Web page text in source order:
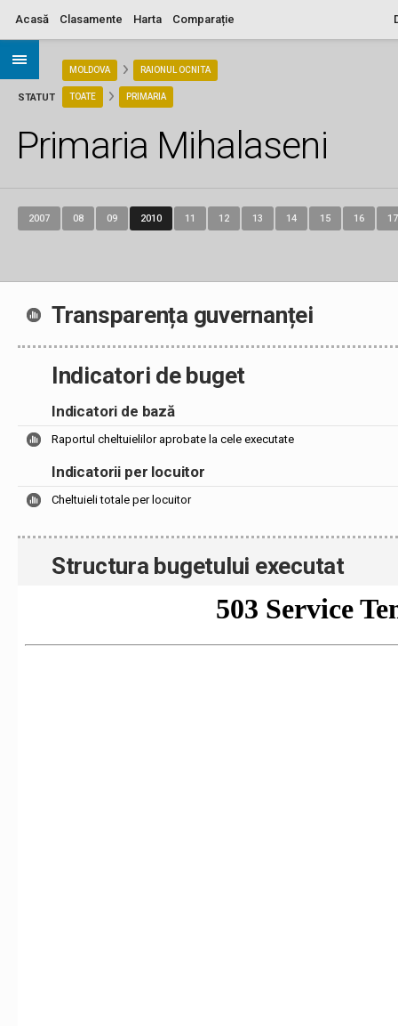
Acasă Clasamente Harta Comparație
STATUT
MOLDOVA RAIONUL OCNITA
TOATE PRIMARIA
Primaria Mihalaseni
2007 08 09 2010 11 12 13 14 15 16 17
Transparența guvernanței
Indicatori de buget
Indicatori de bază
Raportul cheltuielilor aprobate la cele executate
Indicatorii per locuitor
Cheltuieli totale per locuitor
Structura bugetului executat